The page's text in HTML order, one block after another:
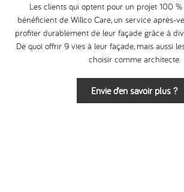
Les clients qui optent pour un projet 100
bénéficient de Willco Care, un service après-
profiter durablement de leur façade grâce à
De quoi offrir 9 vies à leur façade, mais aussi
choisir comme architecte.
Envie d’en savoir plus ?